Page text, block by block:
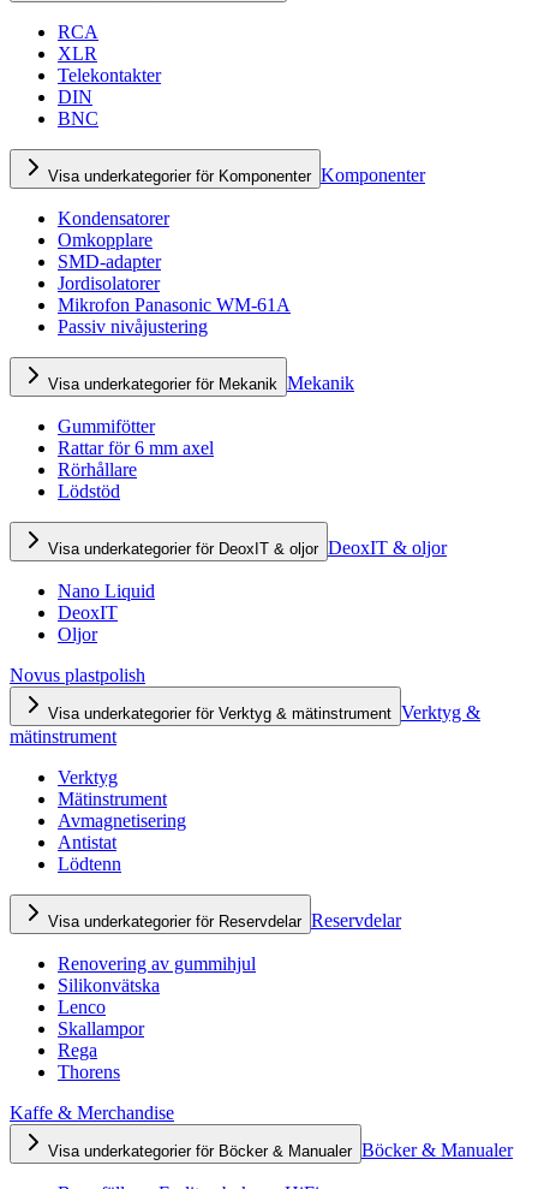
RCA
XLR
Telekontakter
DIN
BNC
Visa underkategorier för Komponenter Komponenter
Kondensatorer
Omkopplare
SMD-adapter
Jordisolatorer
Mikrofon Panasonic WM-61A
Passiv nivåjustering
Visa underkategorier för Mekanik Mekanik
Gummifötter
Rattar för 6 mm axel
Rörhållare
Lödstöd
Visa underkategorier för DeoxIT & oljor DeoxIT & oljor
Nano Liquid
DeoxIT
Oljor
Novus plastpolish
Visa underkategorier för Verktyg & mätinstrument Verktyg &
mätinstrument
Verktyg
Mätinstrument
Avmagnetisering
Antistat
Lödtenn
Visa underkategorier för Reservdelar Reservdelar
Renovering av gummihjul
Silikonvätska
Lenco
Skallampor
Rega
Thorens
Kaffe & Merchandise
Visa underkategorier för Böcker & Manualer Böcker & Manualer